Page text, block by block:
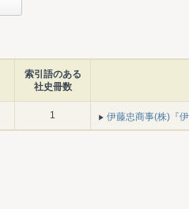
索引語のある
社史冊数
1 伊藤忠商事(株)『